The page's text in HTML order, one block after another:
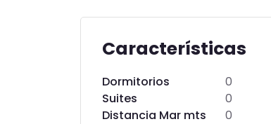
Características
Dormitorios 0
Suites
0
Distancia Mar mts
0